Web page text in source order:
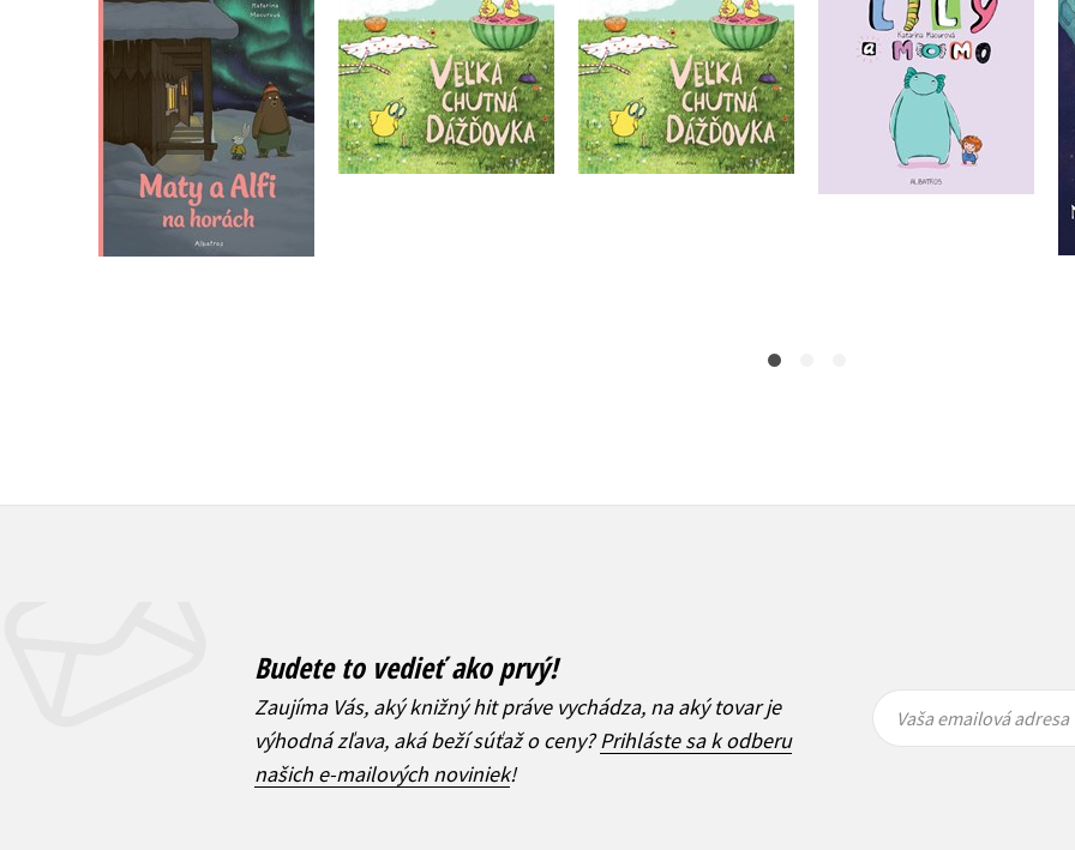
Maty a Alfi na horách
Katarína Macurová
Do košíka
11,04 €
Veľká chutná dážďovka
Katarína Macurová
Veľká chutná dážďovka
(2. akosť)
Katarína Macurová
Lily a Momo
Katarína Macurová
Budete to vedieť ako prvý!
Zaujíma Vás, aký knižný hit práve vychádza, na aký tovar je
výhodná zľava, aká beží súťaž o ceny?Prihláste sa k odberu
našich e-mailových noviniek!
Vaša
emailová
Vaša
emailová
Vaša emailová adresa